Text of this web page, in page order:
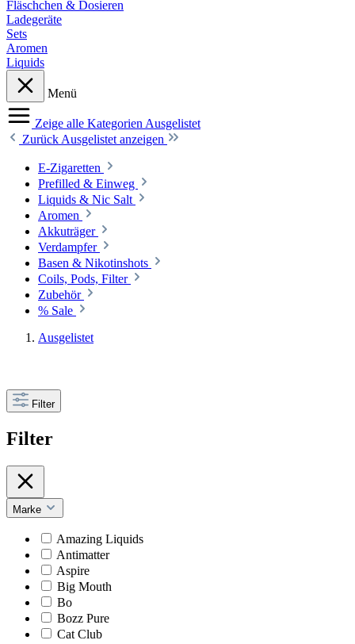
Fläschchen & Dosieren
Ladegeräte
Sets
Aromen
Liquids
Menü
Zeige alle Kategorien Ausgelistet
Zurück Ausgelistet anzeigen
E-Zigaretten
Prefilled & Einweg
Liquids & Nic Salt
Aromen
Akkuträger
Verdampfer
Basen & Nikotinshots
Coils, Pods, Filter
Zubehör
% Sale
Ausgelistet
Filter
Filter
Marke
Amazing Liquids
Antimatter
Aspire
Big Mouth
Bo
Bozz Pure
Cat Club